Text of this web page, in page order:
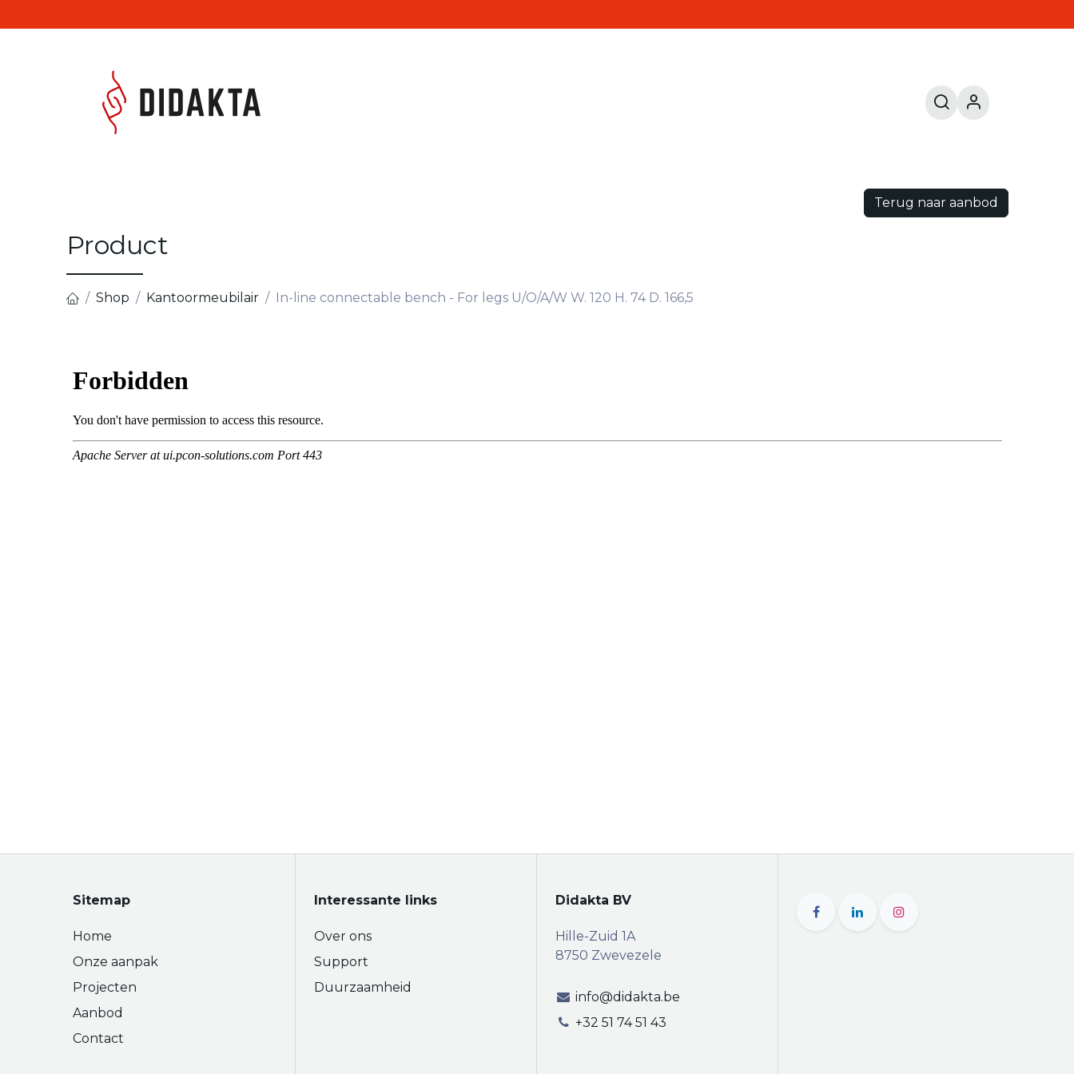
Terug naar aanbod
Product
Shop Kantoormeubilair In-line connectable bench - For legs U/O/A/W W. 120 H. 74 D. 166,5
Sitemap
Home
Onze aanpak
Projecten
Aanbod
Contact
Interessante links
Over ons
Support
Duurzaamheid
Didakta BV
Hille-Zuid 1A
8750 Zwevezele
info@didakta.be
+32 51 74 51 43